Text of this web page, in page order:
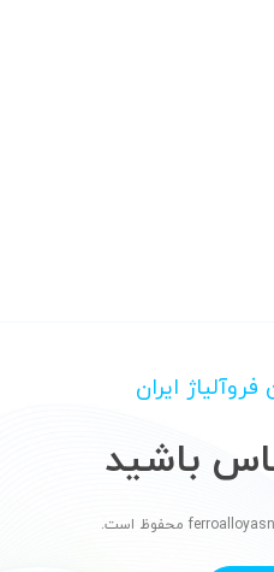
ایران
باشید